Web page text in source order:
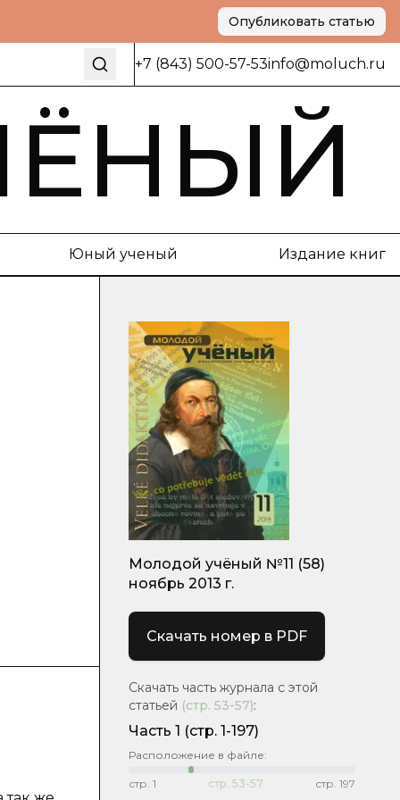
Опубликовать статью
+7 (843) 500-57-53info@moluch.ru
Юный ученый Издание книг
Молодой учёный №11 (58)
ноябрь 2013 г.
Скачать номер в PDF
Скачать часть журнала с этой
статьей (стр. 53-57):
Часть 1 (стр. 1-197)
Расположение в файле:
стр. 1 стр. 53-57 стр. 197